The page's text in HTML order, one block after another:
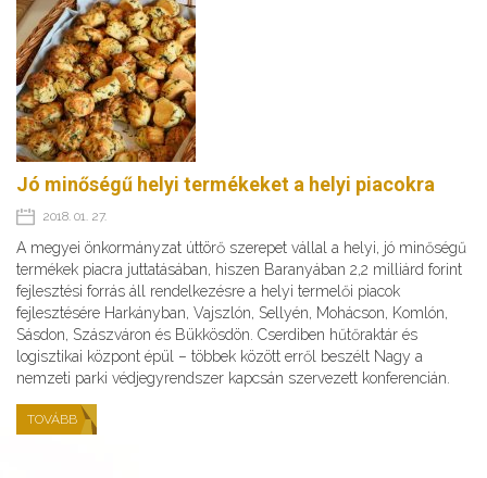
Jó minőségű helyi termékeket a helyi piacokra
2018. 01. 27.
A megyei önkormányzat úttörő szerepet vállal a helyi, jó minőségű
termékek piacra juttatásában, hiszen Baranyában 2,2 milliárd forint
fejlesztési forrás áll rendelkezésre a helyi termelői piacok
fejlesztésére Harkányban, Vajszlón, Sellyén, Mohácson, Komlón,
Sásdon, Szászváron és Bükkösdön. Cserdiben hűtőraktár és
logisztikai központ épül – többek között erről beszélt Nagy a
nemzeti parki védjegyrendszer kapcsán szervezett konferencián.
TOVÁBB